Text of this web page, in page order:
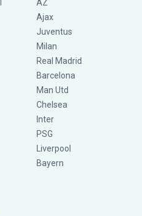
AZ
Ajax
Juventus
Milan
Real Madrid
Barcelona
Man Utd
Chelsea
Inter
PSG
Liverpool
Bayern